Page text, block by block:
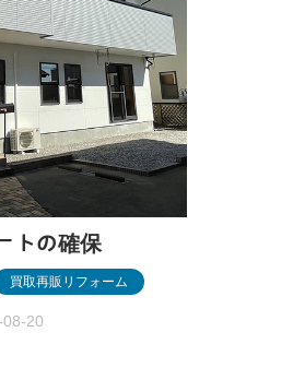
トの確保
買取再販リフォーム
20